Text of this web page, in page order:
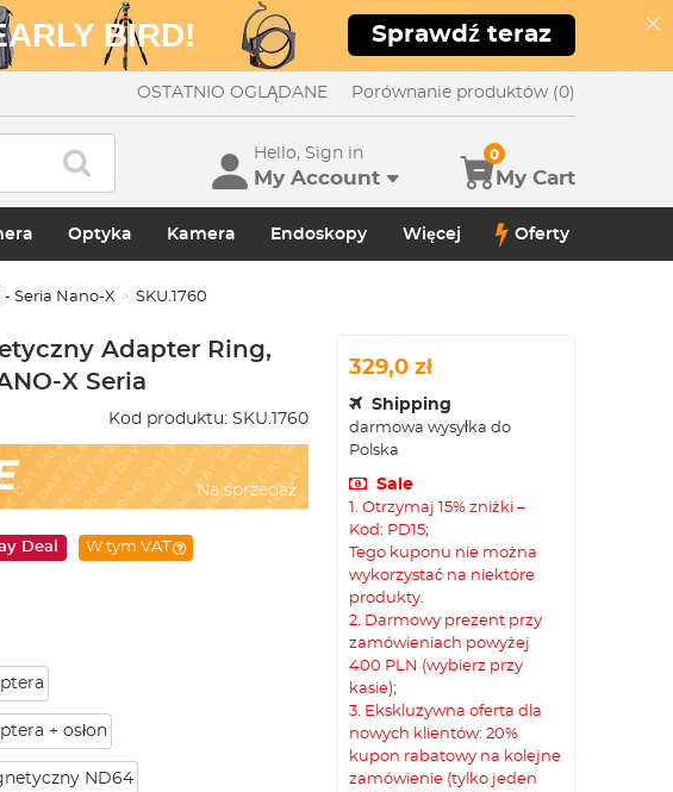
BIRD! Sprawdź teraz
OSTATNIO OGLĄDANE Porównanie produktów (0)
Hello, Sign in
My Account My Cart
0
Optyka Kamera Endoskopy Więcej Oferty
Seria Nano-X SKU.1760
Adapter Ring,
X Seria
Kod produktu: SKU.1760
Na sprzedaż
Deal W tym VAT
+ osłon
ND64
329,0 zł
Shipping
darmowa wysyłka do
Polska
Sale
1. Otrzymaj 15% zniżki –
Kod: PD15;
Tego kuponu nie można
wykorzystać na niektóre
produkty.
2. Darmowy prezent przy
zamówieniach powyżej
400 PLN (wybierz przy
kasie);
3. Ekskluzywna oferta dla
nowych klientów: 20%
kupon rabatowy na kolejne
zamówienie (tylko jeden